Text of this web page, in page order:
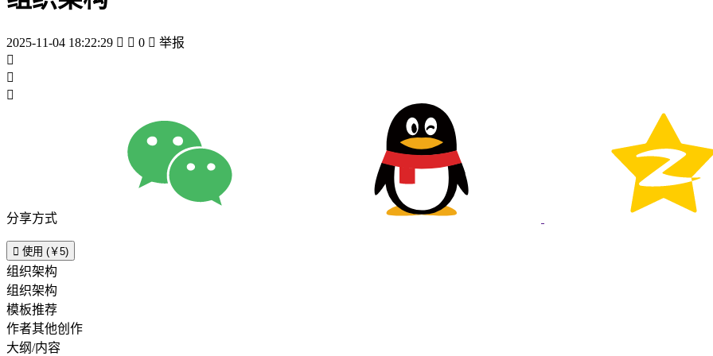
2025-11-04 18:22:29   0  举报



分享方式
 使用 (￥5)
组织架构
组织架构
模板推荐
作者其他创作
大纲/内容